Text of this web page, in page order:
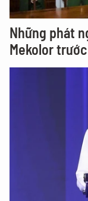
Những phát
Mekolor